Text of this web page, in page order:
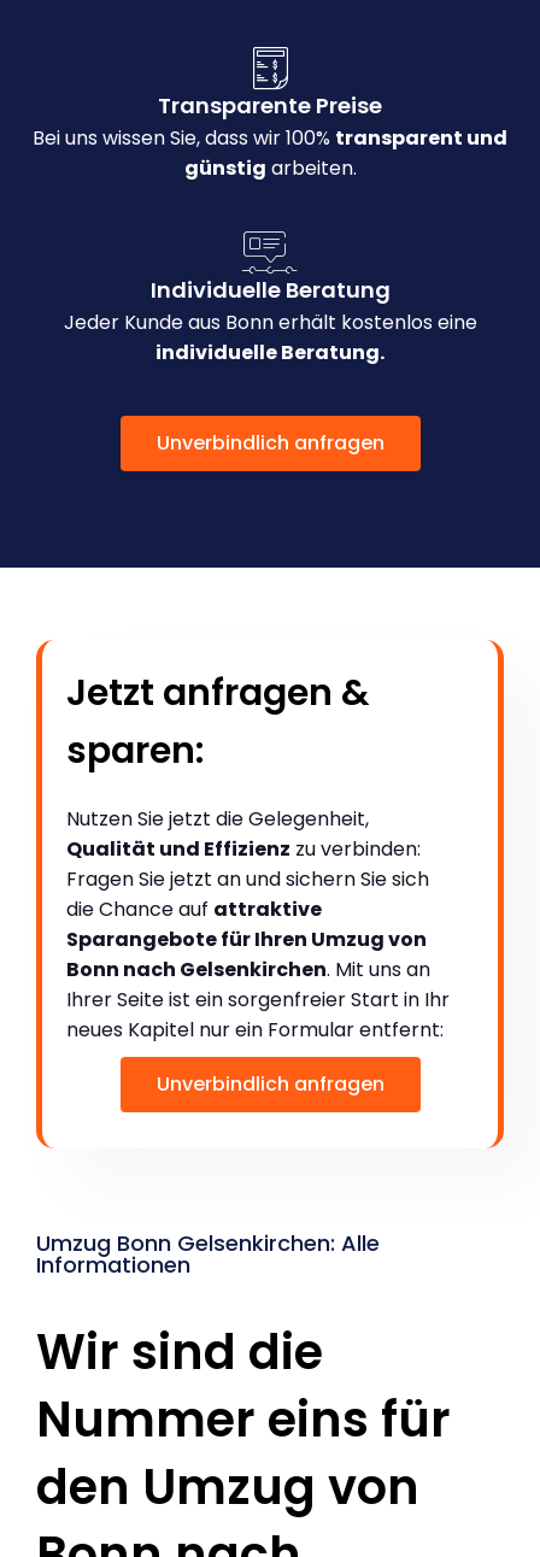
Transparente Preise
Bei uns wissen Sie, dass wir 100% transparent und
günstig arbeiten.
Individuelle Beratung
Jeder Kunde aus Bonn erhält kostenlos eine
individuelle Beratung.
Unverbindlich anfragen
Jetzt anfragen &
sparen:
Nutzen Sie jetzt die Gelegenheit,
Qualität und Effizienz zu verbinden:
Fragen Sie jetzt an und sichern Sie sich
die Chance auf attraktive
Sparangebote für Ihren Umzug von
Bonn nach Gelsenkirchen. Mit uns an
Ihrer Seite ist ein sorgenfreier Start in Ihr
neues Kapitel nur ein Formular entfernt:
Unverbindlich anfragen
Umzug Bonn Gelsenkirchen: Alle
Informationen
Wir sind die
Nummer eins für
den Umzug von